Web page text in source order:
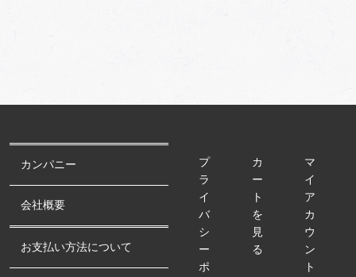
カンパニー
会社概要
お支払い方法について
プ
ラ
イ
バ
シ
ー
ポ
カ
ー
ト
を
見
る
マ
イ
ア
カ
ウ
ン
ト